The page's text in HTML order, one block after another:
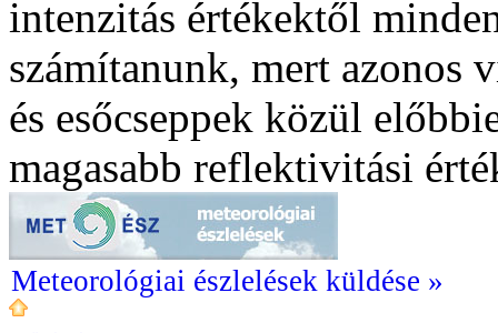
intenzitás értékektől
számítanunk, mert azonos
és esőcseppek közül
magasabb reflektivitási
Meteorológiai észlelések küldése »